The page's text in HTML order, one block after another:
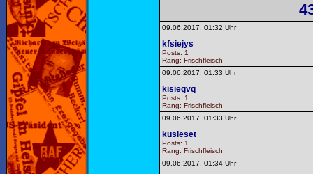
09.06.2017, 01:32 Uhr
kfsiejys
Posts: 1
Rang: Frischfleisch
09.06.2017, 01:33 Uhr
kisiegvq
Posts: 1
Rang: Frischfleisch
09.06.2017, 01:33 Uhr
kusieset
Posts: 1
Rang: Frischfleisch
09.06.2017, 01:34 Uhr